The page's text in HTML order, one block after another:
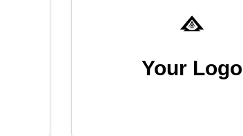
Your Logo